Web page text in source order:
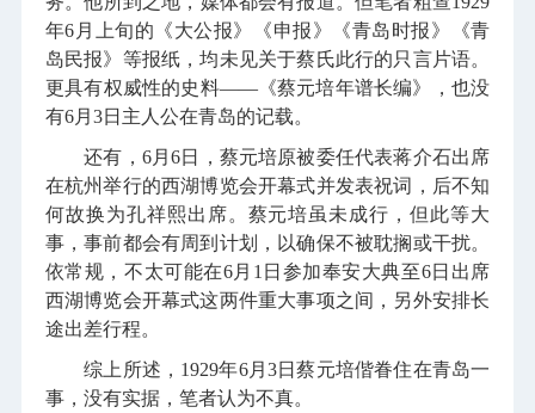
年6月上旬的《大公报》《申报》《青岛时报》《青
岛民报》等报纸，均未见关于蔡氏此行的只言片语。
更具有权威性的史料——《蔡元培年谱长编》，也没
有6月3日主人公在青岛的记载。
还有，6月6日，蔡元培原被委任代表蒋介石出席
在杭州举行的西湖博览会开幕式并发表祝词，后不知
何故换为孔祥熙出席。蔡元培虽未成行，但此等大
事，事前都会有周到计划，以确保不被耽搁或干扰。
依常规，不太可能在6月1日参加奉安大典至6日出席
西湖博览会开幕式这两件重大事项之间，另外安排长
途出差行程。
综上所述，1929年6月3日蔡元培偕眷住在青岛一
事，没有实据，笔者认为不真。